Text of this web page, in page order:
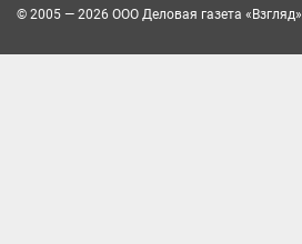
© 2005 — 2026 ООО Деловая газета «Взгляд»